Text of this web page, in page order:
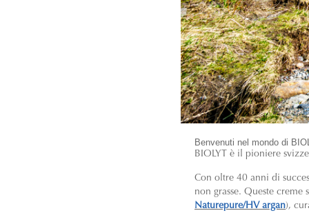
Benvenuti nel mondo di
BIOLYT è il pioniere
Con oltre 40 anni di
non grasse. Queste
Naturepure/HV argan),